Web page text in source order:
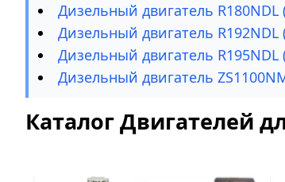
Дизельный двигатель
Дизельный двигатель
Дизельный двигатель R195NDL
Дизельный двигатель
Каталог Двигателей